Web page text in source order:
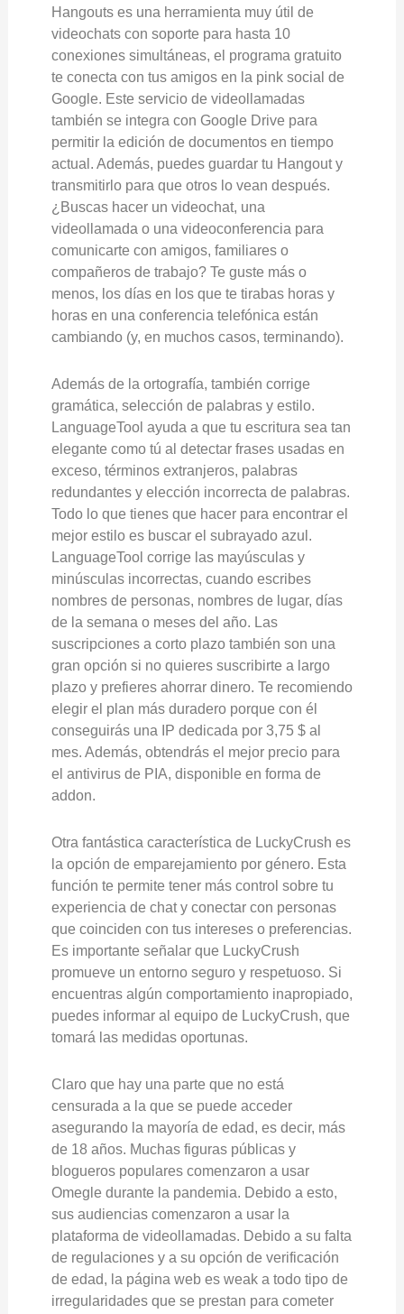
Hangouts es una herramienta muy útil de
videochats con soporte para hasta 10
conexiones simultáneas, el programa gratuito
te conecta con tus amigos en la pink social de
Google. Este servicio de videollamadas
también se integra con Google Drive para
permitir la edición de documentos en tiempo
actual. Además, puedes guardar tu Hangout y
transmitirlo para que otros lo vean después.
¿Buscas hacer un videochat, una
videollamada o una videoconferencia para
comunicarte con amigos, familiares o
compañeros de trabajo? Te guste más o
menos, los días en los que te tirabas horas y
horas en una conferencia telefónica están
cambiando (y, en muchos casos, terminando).
Además de la ortografía, también corrige
gramática, selección de palabras y estilo.
LanguageTool ayuda a que tu escritura sea tan
elegante como tú al detectar frases usadas en
exceso, términos extranjeros, palabras
redundantes y elección incorrecta de palabras.
Todo lo que tienes que hacer para encontrar el
mejor estilo es buscar el subrayado azul.
LanguageTool corrige las mayúsculas y
minúsculas incorrectas, cuando escribes
nombres de personas, nombres de lugar, días
de la semana o meses del año. Las
suscripciones a corto plazo también son una
gran opción si no quieres suscribirte a largo
plazo y prefieres ahorrar dinero. Te recomiendo
elegir el plan más duradero porque con él
conseguirás una IP dedicada por 3,75 $ al
mes. Además, obtendrás el mejor precio para
el antivirus de PIA, disponible en forma de
addon.
Otra fantástica característica de LuckyCrush es
la opción de emparejamiento por género. Esta
función te permite tener más control sobre tu
experiencia de chat y conectar con personas
que coinciden con tus intereses o preferencias.
Es importante señalar que LuckyCrush
promueve un entorno seguro y respetuoso. Si
encuentras algún comportamiento inapropiado,
puedes informar al equipo de LuckyCrush, que
tomará las medidas oportunas.
Claro que hay una parte que no está
censurada a la que se puede acceder
asegurando la mayoría de edad, es decir, más
de 18 años. Muchas figuras públicas y
blogueros populares comenzaron a usar
Omegle durante la pandemia. Debido a esto,
sus audiencias comenzaron a usar la
plataforma de videollamadas. Debido a su falta
de regulaciones y a su opción de verificación
de edad, la página web es weak a todo tipo de
irregularidades que se prestan para cometer